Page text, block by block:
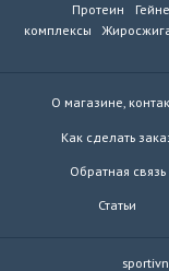
Протеин
комплексы
О магазине,
Как сделать
Обратная связь
Статьи